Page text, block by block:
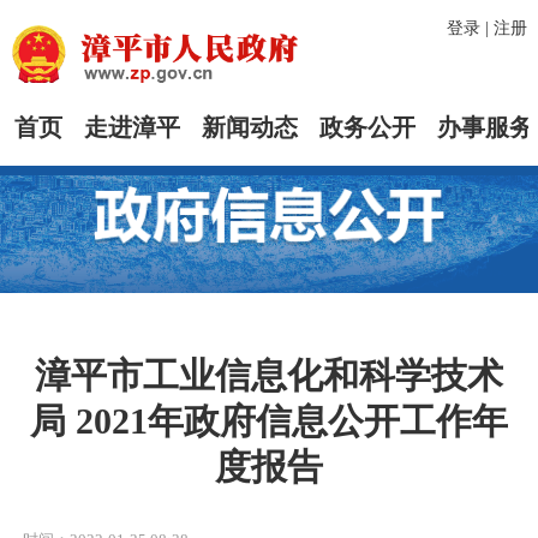
登录| 注册
首页 走进漳平 新闻动态 政务公开 办事服务
漳平市工业信息化和科学技术
局 2021年政府信息公开工作年
度报告